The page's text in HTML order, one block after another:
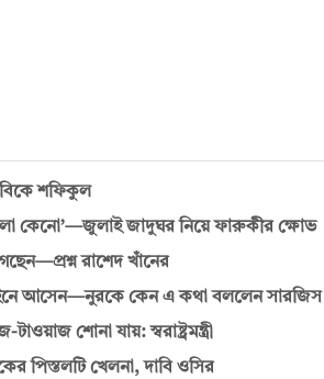
শফিকুল
কেনো’—জুলাই জাদুঘর নিয়ে ফারুকীর ক্ষোভ
রাশেদ খাঁনের
আসেন—নুরকে কেন এ কথা বললেন সারজিস
শোনা যায়: স্বরাষ্ট্রমন্ত্রী
পিস্তলটি খেলনা, দাবি ওসির